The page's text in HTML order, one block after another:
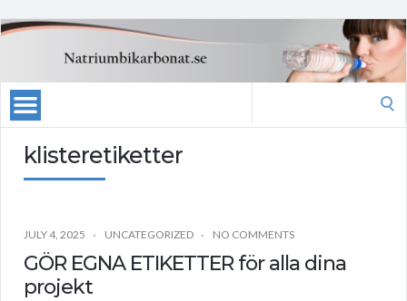
klisteretiketter
JULY 4, 2025 UNCATEGORIZED NO COMMENTS
GÖR EGNA ETIKETTER för alla dina
projekt